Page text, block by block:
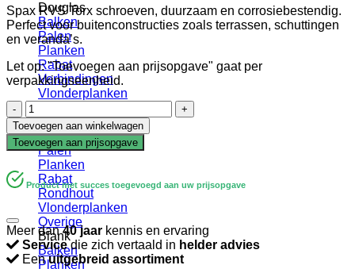
Douglas
Balken
Palen
Planken
Rabat
Verbindingen
Vlonderplanken
Geïmpregneerd
Balken
Palen
Planken
Rabat
Rondhout
Vlonderplanken
Overige
Blank
Balken
Planken
Spax RVS Torx schroeven, duurzaam en corrosiebestendig.
Perfect voor buitenconstructies zoals terrassen, schuttingen
en veranda’s.
Let op: "Toevoegen aan prijsopgave" gaat per
verpakkingseenheid.
Schroef
|
Spax
|
Torx
RVS
4x25
aantal
Toevoegen aan winkelwagen
Toevoegen aan prijsopgave
Product met succes toegevoegd aan uw prijsopgave
Meer dan40 jaar kennis en ervaring
Servicedie zich vertaald in helder advies
Eenuitgebreid assortiment